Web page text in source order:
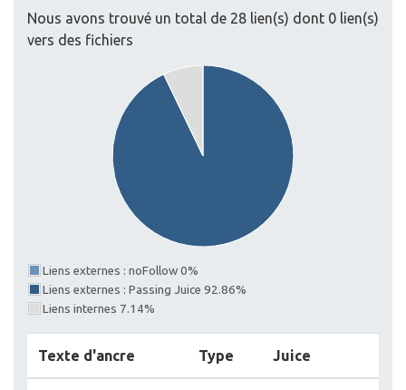
Nous avons trouvé un total de 28 lien(s) dont 0 lien(s)
vers des fichiers
Liens externes : noFollow 0%
Liens externes : Passing Juice 92.86%
Liens internes 7.14%
Texte d'ancre Type Juice